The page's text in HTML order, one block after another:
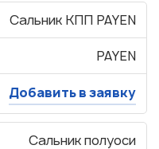
Сальник КПП PAYEN
PAYEN
Добавить в заявку
Сальник полуоси